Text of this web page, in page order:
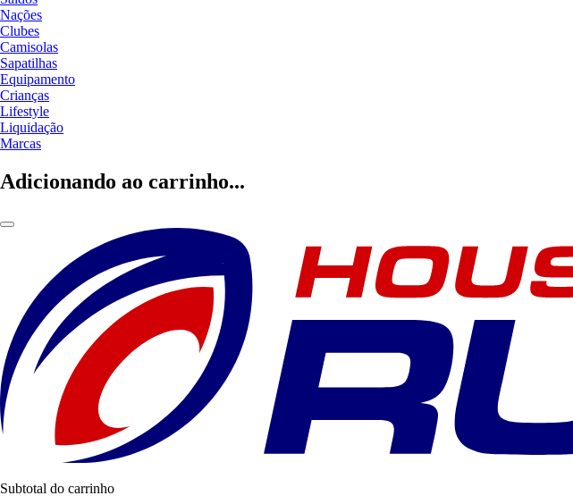
Nações
Clubes
Camisolas
Sapatilhas
Equipamento
Crianças
Lifestyle
Liquidação
Marcas
Adicionando ao carrinho...
Subtotal do carrinho